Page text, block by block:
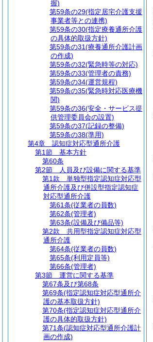
握)
第59条の29(指定居宅介護支援
事業者等との連携)
第59条の30(指定療養通所介護
の具体的取扱方針)
第59条の31(療養通所介護計画
の作成)
第59条の32(緊急時等の対応)
第59条の33(管理者の責務)
第59条の34(運営規程)
第59条の35(緊急時対応医療機
関)
第59条の36(安全・サービス提
供管理委員会の設置)
第59条の37(記録の整備)
第59条の38(準用)
第4章
認知症対応型通所介護
第1節
基本方針
第60条
第2節
人員及び設備に関する基準
第1款
単独型指定認知症対応型
通所介護及び併設型指定認知症
対応型通所介護
第61条(従業者の員数)
第62条(管理者)
第63条(設備及び備品等)
第2款
共用型指定認知症対応型
通所介護
第64条(従業者の員数)
第65条(利用定員等)
第66条(管理者)
第3節
運営に関する基準
第67条及び第68条
第69条(指定認知症対応型通所介
護の基本取扱方針)
第70条(指定認知症対応型通所介
護の具体的取扱方針)
第71条(認知症対応型通所介護計
画の作成)